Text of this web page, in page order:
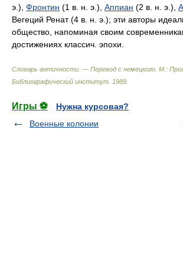
э.), Фронтин (1 в. н. э.), Аппиан (2 в. н. э.),
Вегеций Ренат (4 в. н. э.); эти авторы
общество, напоминая своим
достижениях классич. эпохи.
Словарь античности. — Перевод с немецкого. М.:
Библиографический институт 1989
Игры ⚽
Нужна курсовая?
Военные колонии